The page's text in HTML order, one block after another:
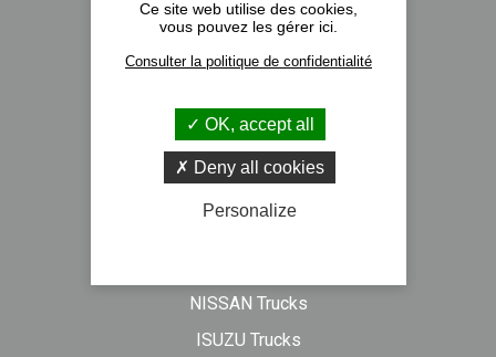
A propos
Actualités
Formulaire de contact
NISSAN Trucks
ISUZU Trucks
Ce site web utilise des cookies,
vous pouvez les gérer ici.
Consulter la politique de confidentialité
OK, accept all
Deny all cookies
Personalize